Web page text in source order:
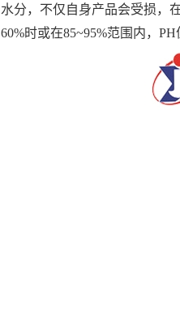
水分，不仅自身产品会受损，
60%时或在85~95%范围内，